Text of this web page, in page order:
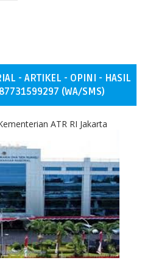
- ARTIKEL - OPINI - HASIL
(WA/SMS)
ATR RI Jakarta